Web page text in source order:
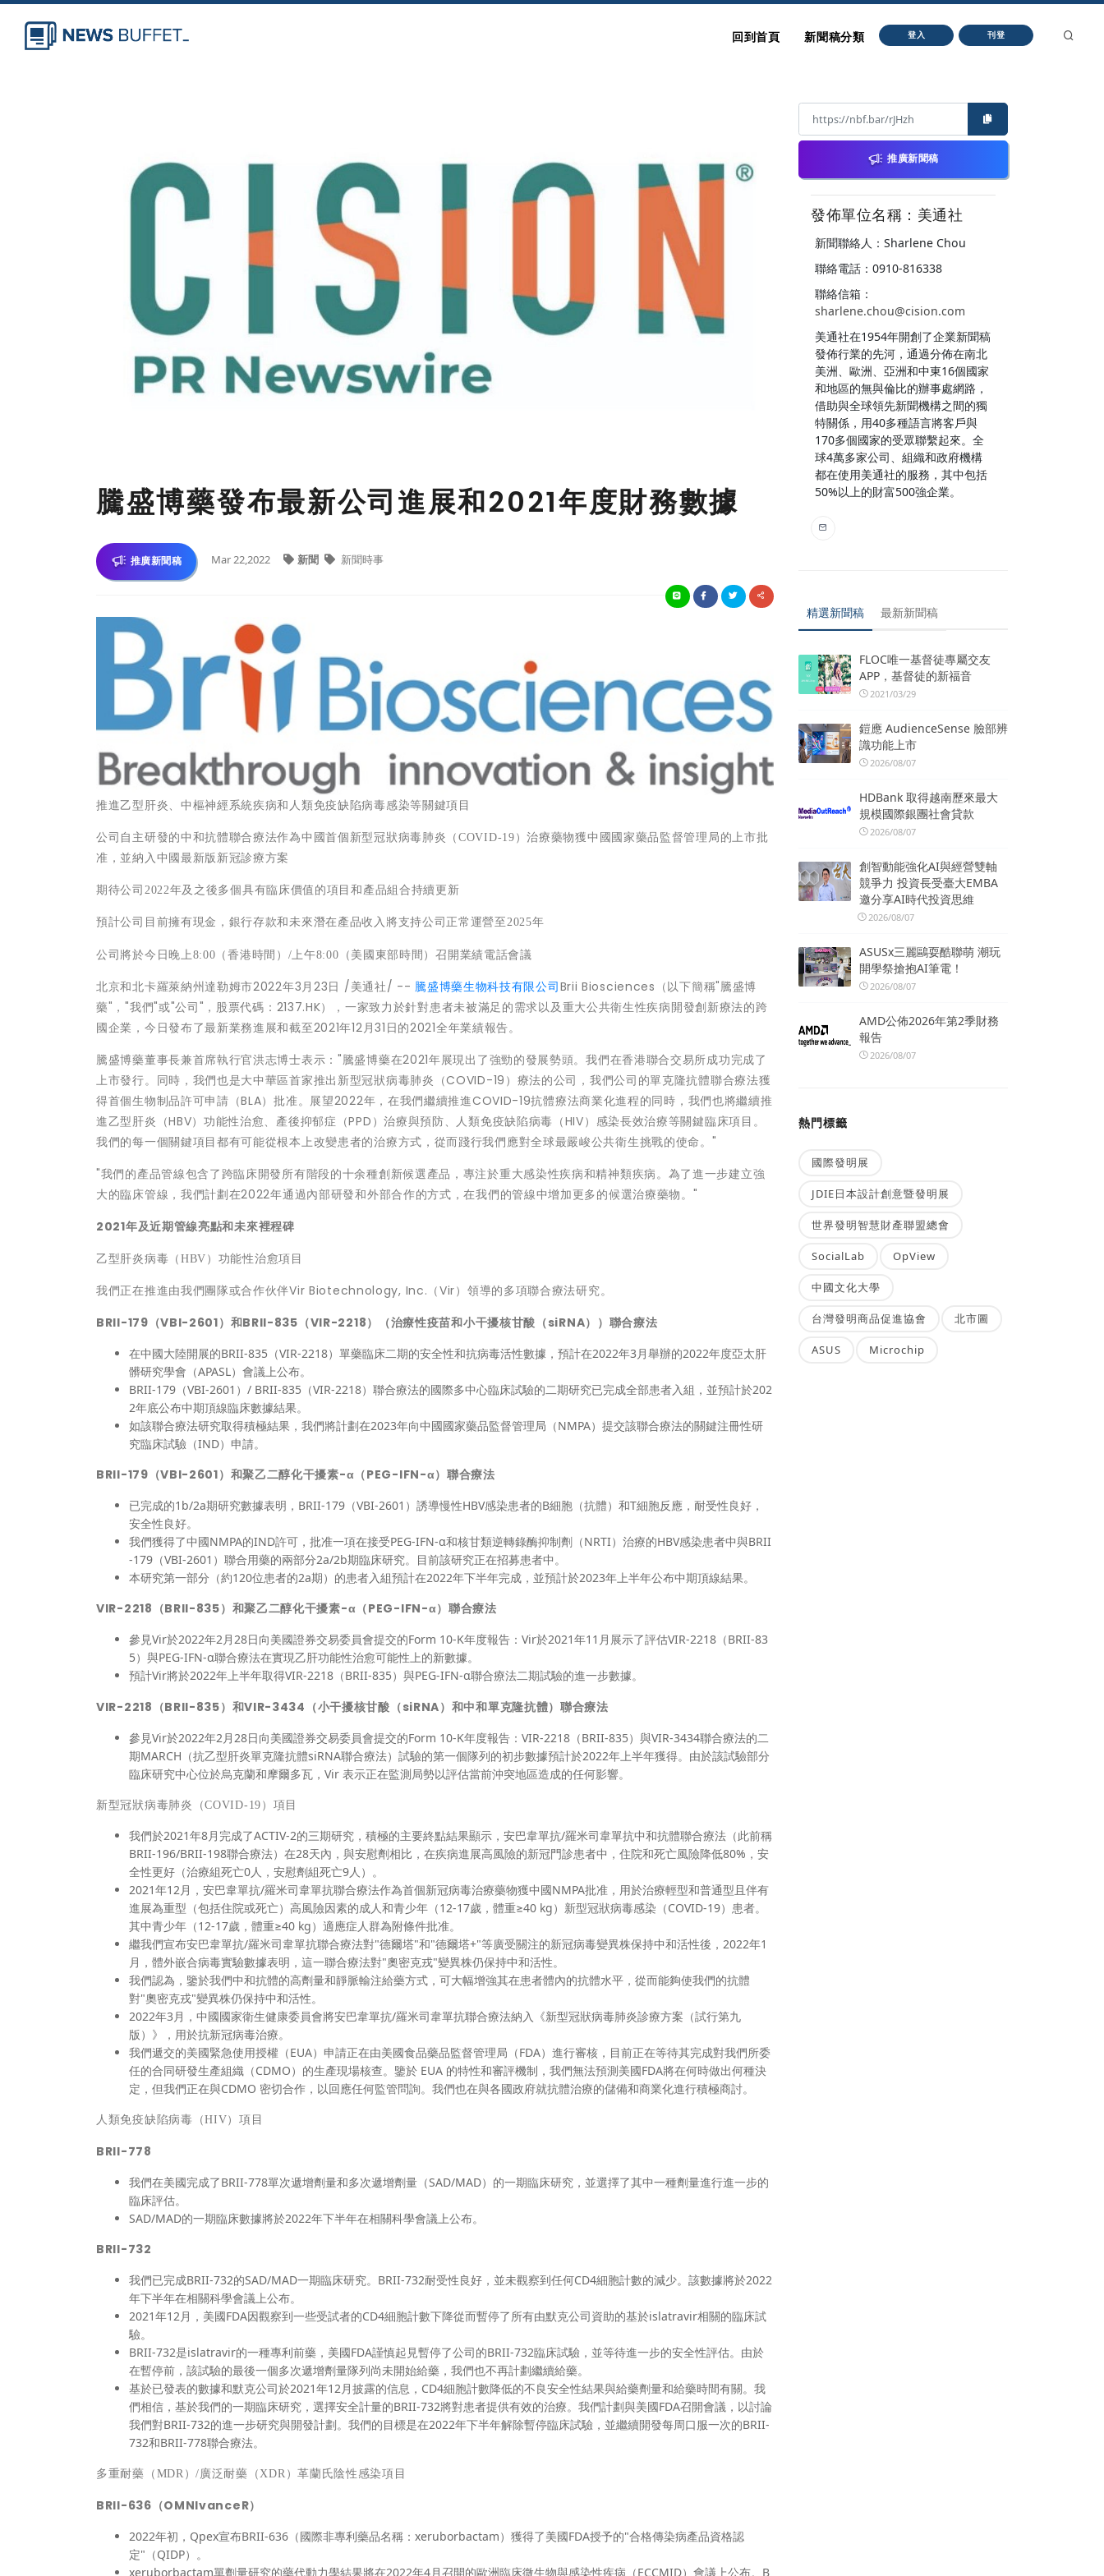
回到首頁 新聞稿分類 登入 刊登
騰盛博藥發布最新公司進展和2021年度財務數據
推廣新聞稿 Mar 22,2022 新聞 新聞時事
推進乙型肝炎、中樞神經系統疾病和人類免疫缺陷病毒感染等關鍵項目
公司自主研發的中和抗體聯合療法作為中國首個新型冠狀病毒肺炎（COVID-19 ）治療藥物獲中國國家藥品監督管理局的上市批
准，並納入中國最新版新冠診療方案
期待公司 2022年及之後多個具有臨床價值的項目和產品組合持續更新
預計公司目前擁有現金，銀行存款和未來潛在產品收入將支持公司正常運營至 2025年
公司將於今日晚上 8:00 （香港時間） / 上午8:00 （美國東部時間）召開業績電話會議
北京和北卡羅萊納州達勒姆市2022年3月23日 /美通社/ -- 騰盛博藥生物科技有限公司Brii Biosciences（以下簡稱"騰盛博
藥"，"我們"或"公司"，股票代碼：2137.HK），一家致力於針對患者未被滿足的需求以及重大公共衛生性疾病開發創新療法的跨
國企業，今日發布了最新業務進展和截至2021年12月31日的2021全年業績報告。
騰盛博藥董事長兼首席執行官洪志博士表示："騰盛博藥在2021年展現出了強勁的發展勢頭。我們在香港聯合交易所成功完成了
上市發行。同時，我們也是大中華區首家推出新型冠狀病毒肺炎（COVID-19）療法的公司，我們公司的單克隆抗體聯合療法獲
得首個生物制品許可申請（BLA）批准。展望2022年，在我們繼續推進COVID-19抗體療法商業化進程的同時，我們也將繼續推
進乙型肝炎（HBV）功能性治愈、產後抑郁症（PPD）治療與預防、人類免疫缺陷病毒（HIV）感染長效治療等關鍵臨床項目。
我們的每一個關鍵項目都有可能從根本上改變患者的治療方式，從而踐行我們應對全球最嚴峻公共衛生挑戰的使命。"
"我們的產品管線包含了跨臨床開發所有階段的十余種創新候選產品，專注於重大感染性疾病和精神類疾病。為了進一步建立強
大的臨床管線，我們計劃在2022年通過內部研發和外部合作的方式，在我們的管線中增加更多的候選治療藥物。"
2021年及近期管線亮點和未來裡程碑
乙型肝炎病毒（ HBV ）功能性治愈項目
我們正在推進由我們團隊或合作伙伴Vir Biotechnology, Inc.（Vir）領導的多項聯合療法研究。
BRII-179（VBI-2601）和BRII-835（VIR-2218）（治療性疫苗和小干擾核甘酸（siRNA））聯合療法
在中國大陸開展的BRII-835（VIR-2218）單藥臨床二期的安全性和抗病毒活性數據，預計在2022年3月舉辦的2022年度亞太肝
髒研究學會（APASL）會議上公布。
BRII-179（VBI-2601）/ BRII-835（VIR-2218）聯合療法的國際多中心臨床試驗的二期研究已完成全部患者入組，並預計於202
2年底公布中期頂線臨床數據結果。
如該聯合療法研究取得積極結果，我們將計劃在2023年向中國國家藥品監督管理局（NMPA）提交該聯合療法的關鍵注冊性研
究臨床試驗（IND）申請。
BRII-179（VBI-2601）和聚乙二醇化干擾素-α（PEG-IFN-α）聯合療法
已完成的1b/2a期研究數據表明，BRII-179（VBI-2601）誘導慢性HBV感染患者的B細胞（抗體）和T細胞反應，耐受性良好，
安全性良好。
我們獲得了中國NMPA的IND許可，批准一項在接受PEG-IFN-α和核甘類逆轉錄酶抑制劑（NRTI）治療的HBV感染患者中與BRII
-179（VBI-2601）聯合用藥的兩部分2a/2b期臨床研究。目前該研究正在招募患者中。
本研究第一部分（約120位患者的2a期）的患者入組預計在2022年下半年完成，並預計於2023年上半年公布中期頂線結果。
VIR-2218（BRII-835）和聚乙二醇化干擾素-α（PEG-IFN-α）聯合療法
參見Vir於2022年2月28日向美國證券交易委員會提交的Form 10-K年度報告：Vir於2021年11月展示了評估VIR-2218（BRII-83
5）與PEG-IFN-α聯合療法在實現乙肝功能性治愈可能性上的新數據。
預計Vir將於2022年上半年取得VIR-2218（BRII-835）與PEG-IFN-α聯合療法二期試驗的進一步數據。
VIR-2218（BRII-835）和VIR-3434（小干擾核甘酸（siRNA）和中和單克隆抗體）聯合療法
參見Vir於2022年2月28日向美國證券交易委員會提交的Form 10-K年度報告：VIR-2218（BRII-835）與VIR-3434聯合療法的二
期MARCH（抗乙型肝炎單克隆抗體siRNA聯合療法）試驗的第一個隊列的初步數據預計於2022年上半年獲得。由於該試驗部分
臨床研究中心位於烏克蘭和摩爾多瓦，Vir 表示正在監測局勢以評估當前沖突地區造成的任何影響。
新型冠狀病毒肺炎（COVID-19 ） 項目
我們於2021年8月完成了ACTIV-2的三期研究，積極的主要終點結果顯示，安巴韋單抗/羅米司韋單抗中和抗體聯合療法（此前稱
BRII-196/BRII-198聯合療法）在28天內，與安慰劑相比，在疾病進展高風險的新冠門診患者中，住院和死亡風險降低80%，安
全性更好（治療組死亡0人，安慰劑組死亡9人）。
2021年12月，安巴韋單抗/羅米司韋單抗聯合療法作為首個新冠病毒治療藥物獲中國NMPA批准，用於治療輕型和普通型且伴有
進展為重型（包括住院或死亡）高風險因素的成人和青少年（12-17歲，體重≥40 kg）新型冠狀病毒感染（COVID-19）患者。
其中青少年（12-17歲，體重≥40 kg）適應症人群為附條件批准。
繼我們宣布安巴韋單抗/羅米司韋單抗聯合療法對"德爾塔"和"德爾塔+"等廣受關注的新冠病毒變異株保持中和活性後，2022年1
月，體外嵌合病毒實驗數據表明，這一聯合療法對"奧密克戎"變異株仍保持中和活性。
我們認為，鑒於我們中和抗體的高劑量和靜脈輸注給藥方式，可大幅增強其在患者體內的抗體水平，從而能夠使我們的抗體
對"奧密克戎"變異株仍保持中和活性。
2022年3月，中國國家衛生健康委員會將安巴韋單抗/羅米司韋單抗聯合療法納入《新型冠狀病毒肺炎診療方案（試行第九
版）》，用於抗新冠病毒治療。
我們遞交的美國緊急使用授權（EUA）申請正在由美國食品藥品監督管理局（FDA）進行審核，目前正在等待其完成對我們所委
任的合同研發生產組織（CDMO）的生產現場核查。鑒於 EUA 的特性和審評機制，我們無法預測美國FDA將在何時做出何種決
定，但我們正在與CDMO 密切合作，以回應任何監管問詢。我們也在與各國政府就抗體治療的儲備和商業化進行積極商討。
人類免疫缺陷病毒（HIV）項目
BRII-778
我們在美國完成了BRII-778單次遞增劑量和多次遞增劑量（SAD/MAD）的一期臨床研究，並選擇了其中一種劑量進行進一步的
臨床評估。
SAD/MAD的一期臨床數據將於2022年下半年在相關科學會議上公布。
BRII-732
我們已完成BRII-732的SAD/MAD一期臨床研究。BRII-732耐受性良好，並未觀察到任何CD4細胞計數的減少。該數據將於2022
年下半年在相關科學會議上公布。
2021年12月，美國FDA因觀察到一些受試者的CD4細胞計數下降從而暫停了所有由默克公司資助的基於islatravir相關的臨床試
驗。
BRII-732是islatravir的一種專利前藥，美國FDA謹慎起見暫停了公司的BRII-732臨床試驗，並等待進一步的安全性評估。由於
在暫停前，該試驗的最後一個多次遞增劑量隊列尚未開始給藥，我們也不再計劃繼續給藥。
基於已發表的數據和默克公司於2021年12月披露的信息，CD4細胞計數降低的不良安全性結果與給藥劑量和給藥時間有關。我
們相信，基於我們的一期臨床研究，選擇安全計量的BRII-732將對患者提供有效的治療。我們計劃與美國FDA召開會議，以討論
我們對BRII-732的進一步研究與開發計劃。我們的目標是在2022年下半年解除暫停臨床試驗，並繼續開發每周口服一次的BRII-
732和BRII-778聯合療法。
多重耐藥（ MDR）/廣泛耐藥（XDR）革蘭氏陰性感染項目
BRII-636（OMNIvanceR）
2022年初，Qpex宣布BRII-636（國際非專利藥品名稱：xeruborbactam）獲得了美國FDA授予的"合格傳染病產品資格認
定"（QIDP）。
xeruborbactam單劑量研究的藥代動力學結果將在2022年4月召開的歐洲臨床微生物與感染性疾病（ECCMID）會議上公布。B
推廣新聞稿
發佈單位名稱：美通社
新聞聯絡人：Sharlene Chou
聯絡電話：0910-816338
聯絡信箱：
sharlene.chou@cision.com
美通社在1954年開創了企業新聞稿
發佈行業的先河，通過分佈在南北
美洲、歐洲、亞洲和中東16個國家
和地區的無與倫比的辦事處網路，
借助與全球領先新聞機構之間的獨
特關係，用40多種語言將客戶與
170多個國家的受眾聯繫起來。全
球4萬多家公司、組織和政府機構
都在使用美通社的服務，其中包括
50%以上的財富500強企業。
精選新聞稿 最新新聞稿
FLOC唯一基督徒專屬交友
APP，基督徒的新福音
2021/03/29
鎧應 AudienceSense 臉部辨
識功能上市
2026/08/07
HDBank 取得越南歷來最大
規模國際銀團社會貸款
2026/08/07
創智動能強化AI與經營雙軸
競爭力 投資長受臺大EMBA
邀分享AI時代投資思維
2026/08/07
ASUSx三麗鷗耍酷聯萌 潮玩
開學祭搶抱AI筆電！
2026/08/07
AMD公佈2026年第2季財務
報告
2026/08/07
熱門標籤
國際發明展
JDIE日本設計創意暨發明展
世界發明智慧財產聯盟總會
SocialLab OpView
中國文化大學
台灣發明商品促進協會 北市圖
ASUS Microchip